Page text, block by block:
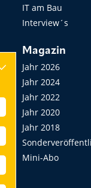
IT am Bau
Interview´s
Magazin
Jahr 2026
Jahr 2024
Jahr 2022
Jahr 2020
Jahr 2018
Mini-Abo